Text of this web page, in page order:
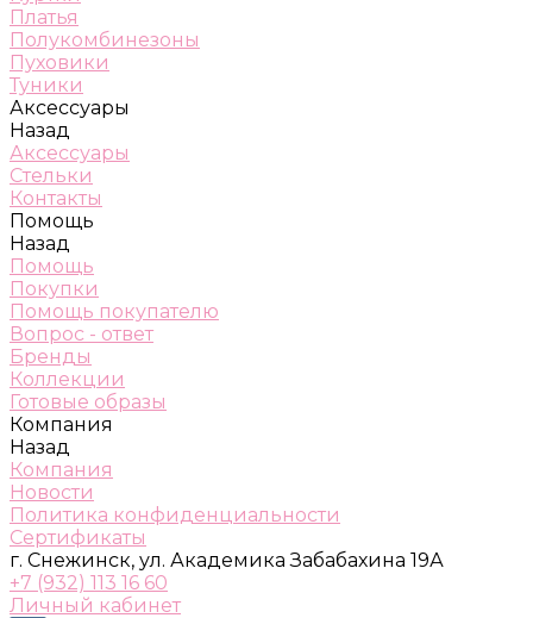
Платья
Полукомбинезоны
Пуховики
Туники
Аксессуары
Назад
Аксессуары
Стельки
Контакты
Помощь
Назад
Помощь
Покупки
Помощь покупателю
Вопрос - ответ
Бренды
Коллекции
Готовые образы
Компания
Назад
Компания
Новости
Политика конфиденциальности
Сертификаты
г. Снежинск, ул. Академика Забабахина 19А
+7 (932) 113 16 60
Личный кабинет